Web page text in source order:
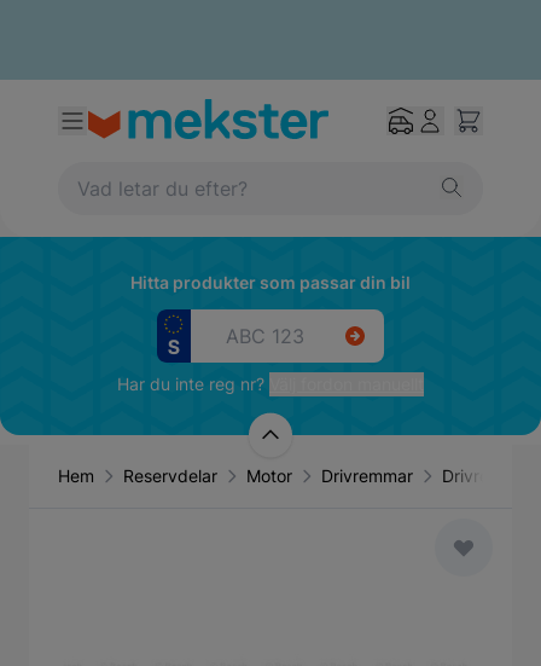
Hitta produkter som passar din bil
Har du inte reg nr?
Hem Reservdelar Motor Drivremmar Drivrem